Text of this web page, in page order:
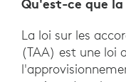
Qu'est-ce que
La loi sur les
(TAA) est une loi